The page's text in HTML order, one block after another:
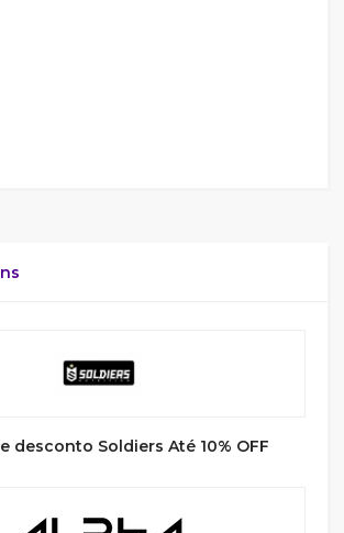
desconto Soldiers Até 10% OFF